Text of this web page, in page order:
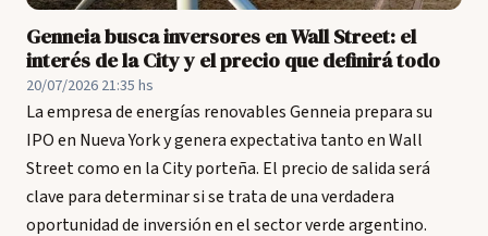
Genneia busca inversores en Wall Street: el
interés de la City y el precio que definirá todo
20/07/2026 21:35 hs
La empresa de energías renovables Genneia prepara su
IPO en Nueva York y genera expectativa tanto en Wall
Street como en la City porteña. El precio de salida será
clave para determinar si se trata de una verdadera
oportunidad de inversión en el sector verde argentino.